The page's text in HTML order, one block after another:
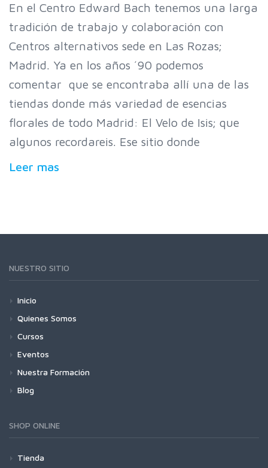
En el Centro Edward Bach tenemos una larga
tradición de trabajo y colaboración con
Centros alternativos sede en Las Rozas;
Madrid. Ya en los años ´90 podemos
comentar que se encontraba allí una de las
tiendas donde más variedad de esencias
florales de todo Madrid: El Velo de Isis; que
algunos recordareis. Ese sitio donde
Leer mas
NUESTRO SITIO
Inicio
Quienes Somos
Cursos
Eventos
Nuestra Formación
Blog
SHOP ONLINE
Tienda